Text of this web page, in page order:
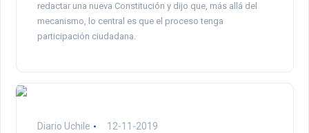
redactar una nueva Constitución y dijo que, más allá del
mecanismo, lo central es que el proceso tenga
participación ciudadana.
Diario Uchile 12-11-2019